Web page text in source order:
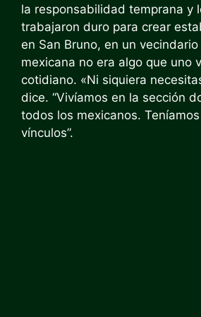
la responsabilidad temprana y
trabajaron duro para crear
en San Bruno, en un
mexicana no era algo que uno
cotidiano. «Ni siquiera
dice. “Vivíamos en la sección
todos los mexicanos.
vínculos”.